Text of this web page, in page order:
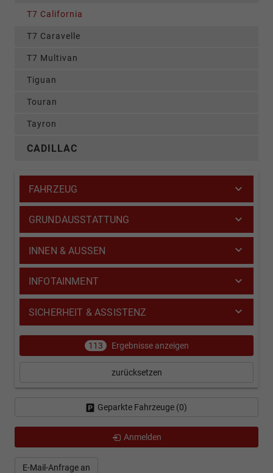
E-Mail-Anfrage an
T7 California
T7 Caravelle
T7 Multivan
Tiguan
Touran
Tayron
CADILLAC
FAHRZEUG
GRUNDAUSSTATTUNG
INNEN & AUSSEN
INFOTAINMENT
SICHERHEIT & ASSISTENZ
113 Ergebnisse anzeigen
zurücksetzen
Geparkte Fahrzeuge (0)
Anmelden